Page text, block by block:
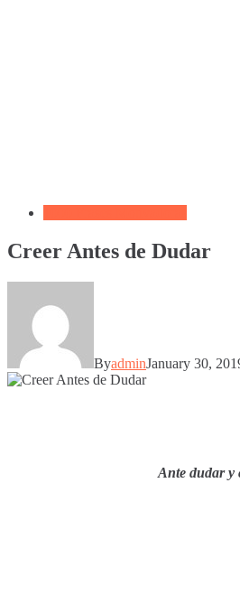
Creer Antes de Dudar
ByadminJanuary 30,
Ante dudar y